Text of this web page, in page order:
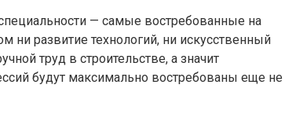
— самые востребованные на
ни развитие технологий, ни искусственный
труд в строительстве, а значит
будут максимально востребованы еще не